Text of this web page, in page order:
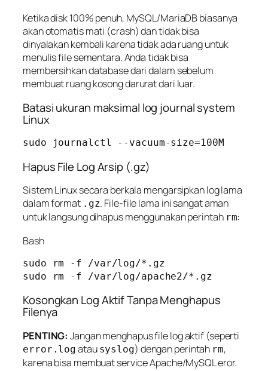
Ketika disk 100% penuh, MySQL/MariaDB biasanya
akan otomatis mati (crash) dan tidak bisa
dinyalakan kembali karena tidak ada ruang untuk
menulis file sementara. Anda tidak bisa
membersihkan database dari dalam sebelum
membuat ruang kosong darurat dari luar.
Batasi ukuran maksimal log journal system
Linux
sudo journalctl --vacuum-size=100M
Hapus File Log Arsip (.gz)
Sistem Linux secara berkala mengarsipkan log lama
dalam format .gz. File-file lama ini sangat aman
untuk langsung dihapus menggunakan perintah rm:
Bash
sudo rm -f /var/log/*.gz
Kosongkan Log Aktif Tanpa Menghapus
Filenya
PENTING: Jangan menghapus file log aktif (seperti
error.log atau syslog) dengan perintah rm,
karena bisa membuat service Apache/MySQL eror.